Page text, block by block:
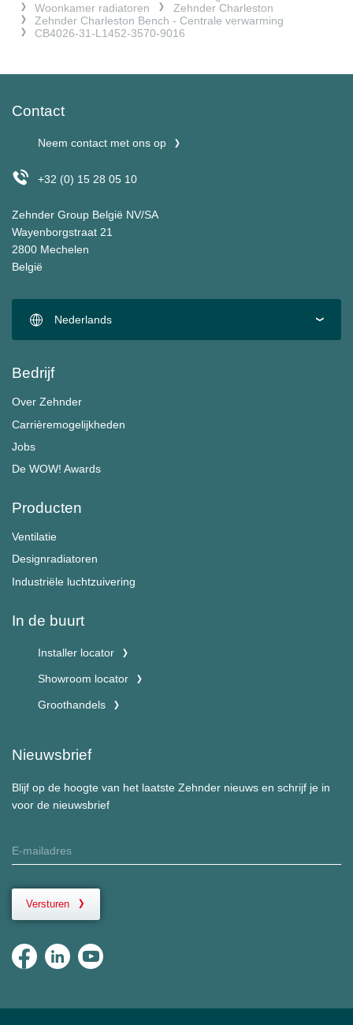
Woonkamer radiatoren
Zehnder Charleston
Zehnder Charleston Bench - Centrale verwarming
CB4026-31-L1452-3570-9016
Contact
Neem contact met ons op
+32 (0) 15 28 05 10
Zehnder Group België NV/SA
Wayenborgstraat 21
2800 Mechelen
België
Nederlands
Bedrijf
Over Zehnder
Carrièremogelijkheden
Jobs
De WOW! Awards
Producten
Ventilatie
Designradiatoren
Industriële luchtzuivering
In de buurt
Installer locator
Showroom locator
Groothandels
Nieuwsbrief
Blijf op de hoogte van het laatste Zehnder nieuws en schrijf je in
voor de nieuwsbrief
Versturen